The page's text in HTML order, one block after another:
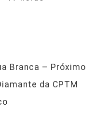
Branca – Próximo
da CPTM